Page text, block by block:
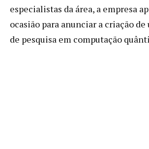
especialistas da área, a empresa
ocasião para anunciar a criação
de pesquisa em computação